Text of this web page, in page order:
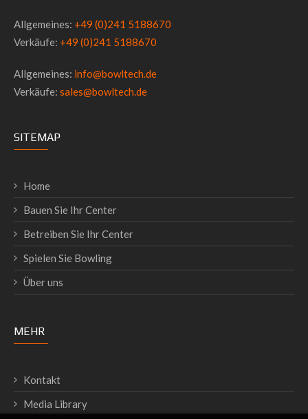
Allgemeines: +49 (0)241 5188670
Verkäufe: +49 (0)241 5188670
Allgemeines: info@bowltech.de
Verkäufe: sales@bowltech.de
SITEMAP
Home
Bauen Sie Ihr Center
Betreiben Sie Ihr Center
Spielen Sie Bowling
Über uns
MEHR
Kontakt
Media Library